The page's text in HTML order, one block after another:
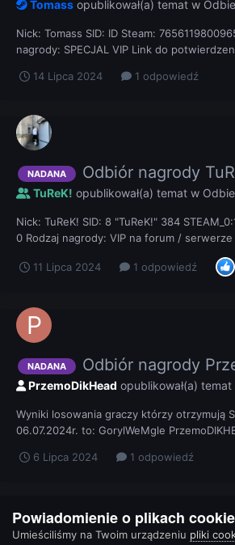
Tomass opublikował(a) temat w
Nick: Tomass SID: ID Steam:
nagrody: SPECJAL VIP Link do
asfaltowy
14 Lipca 2024 1 odpowiedź
NADANA Odbiór nagrody
TuReK! opublikował(a) temat w
Nick: TuReK! SID: 8 "TuReK!" 384
0 Rodzaj nagrody: VIP na forum /
11 Lipca 2024
1 odpowiedź
NADANA Odbiór nagrody
PrzemoDikHead opublikował(a) temat
Wyniki losowania graczy którzy otrzymują
06.07.2024r. to: GorylWeMgle
6 Lipca 2024 1 odpowiedź
POPRZEDNIA Strona 1 z 5
Powiadomienie o plikach cookie
Umieściliśmy na Twoim urządzeniu pliki